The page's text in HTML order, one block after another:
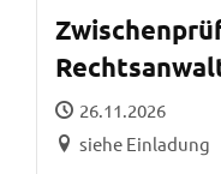
26.11.2026
siehe Einladung